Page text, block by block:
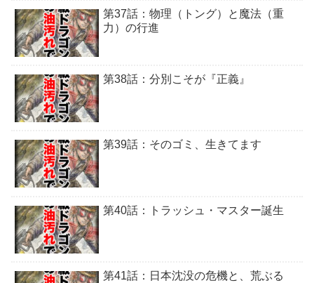
第37話：物理（トング）と魔法（重
力）の行進
第38話：分別こそが『正義』
第39話：そのゴミ、生きてます
第40話：トラッシュ・マスター誕生
第41話：日本沈没の危機と、荒ぶる